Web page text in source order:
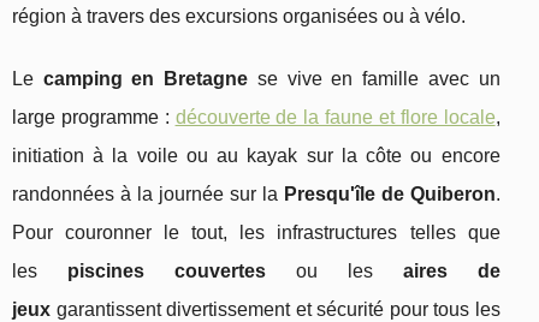
région à travers des excursions organisées ou à vélo.
Le camping en Bretagne se vive en famille avec un
large programme : découverte de la faune et flore locale,
initiation à la voile ou au kayak sur la côte ou encore
randonnées à la journée sur la Presqu'île de Quiberon.
Pour couronner le tout, les infrastructures telles que
les piscines couvertesou les aires de
jeux garantissent divertissement et sécurité pour tous les